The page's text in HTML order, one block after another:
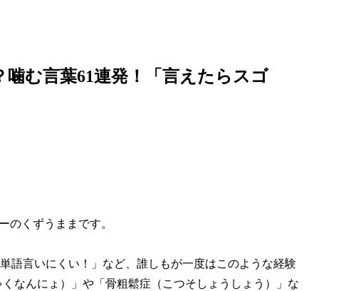
む言葉61連発！「言えたらスゴ
のくずうままです。
語言いにくい！」など、誰しもが一度はこのような経験
なんにょ）」や「骨粗鬆症（こつそしょうしょう）」な